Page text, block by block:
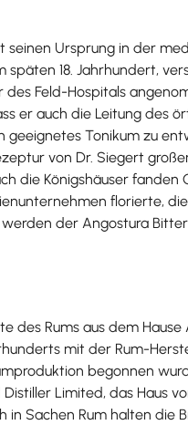
seinen Ursprung in der
18. Jahrhundert,
Feld-Hospitals
er auch die Leitung des
Tonikum zu
von Dr. Siegert
die Königshäuser
florierte,
der Angostura
des Rums aus dem
mit der Rum-
begonnen
Limited, das Haus
in Sachen Rum halten die